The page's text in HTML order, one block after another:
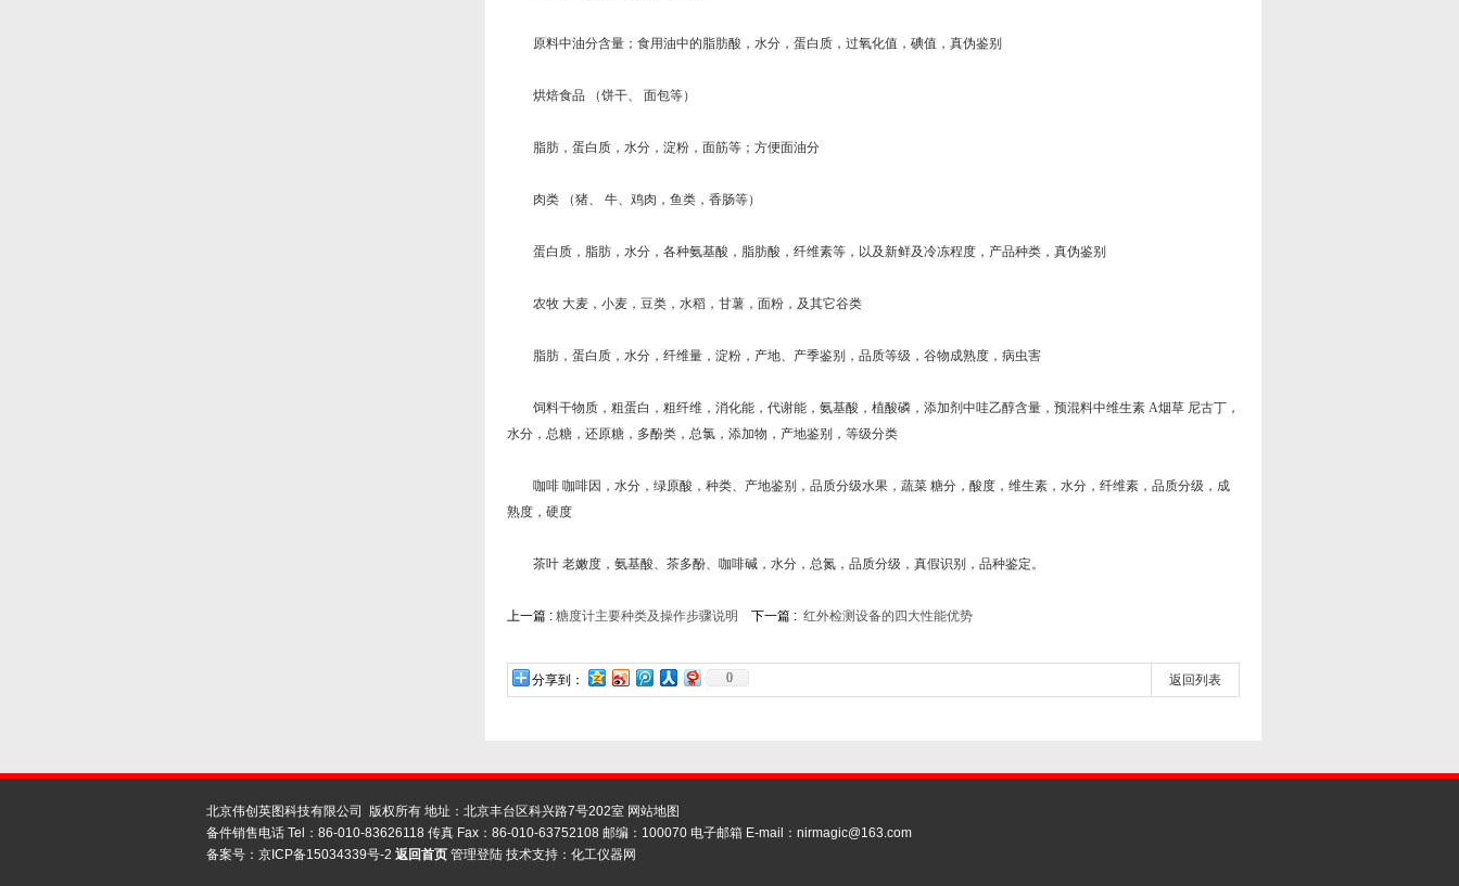
原料中油分含量；食用油中的脂肪酸，水分，蛋白质，过氧化值，碘值，真伪鉴别
烘焙食品 （饼干、 面包等）
脂肪，蛋白质，水分，淀粉，面筋等；方便面油分
肉类 （猪、 牛、鸡肉，鱼类，香肠等）
蛋白质，脂肪，水分，各种氨基酸，脂肪酸，纤维素等，以及新鲜及冷冻程度，产品种类，真伪鉴别
农牧 大麦，小麦，豆类，水稻，甘薯，面粉，及其它谷类
脂肪，蛋白质，水分，纤维量，淀粉，产地、产季鉴别，品质等级，谷物成熟度，病虫害
饲料干物质，粗蛋白，粗纤维，消化能，代谢能，氨基酸，植酸磷，添加剂中哇乙醇含量，预混料中维生素 A烟草 尼古丁，
水分，总糖，还原糖，多酚类，总氯，添加物，产地鉴别，等级分类
咖啡 咖啡因，水分，绿原酸，种类、产地鉴别，品质分级水果，蔬菜 糖分，酸度，维生素，水分，纤维素，品质分级，成
熟度，硬度
茶叶 老嫩度，氨基酸、茶多酚、咖啡碱，水分，总氮，品质分级，真假识别，品种鉴定。
上一篇 : 糖度计主要种类及操作步骤说明 下一篇 : 红外检测设备的四大性能优势
分享到： 0 返回列表
北京伟创英图科技有限公司 版权所有 地址：北京丰台区科兴路7号202室 网站地图
备件销售电话 Tel：86-010-83626118 传真 Fax：86-010-63752108 邮编：100070 电子邮箱 E-mail： nirmagic@163.com
备案号： 京ICP备15034339号-2 返回首页 管理登陆技术支持： 化工仪器网